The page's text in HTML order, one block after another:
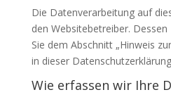
Die Datenverarbeitung auf
den Websitebetreiber.
Sie dem Abschnitt „Hinweis
in dieser
Wie erfassen wir Ihre